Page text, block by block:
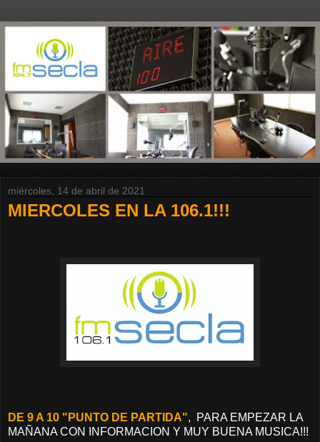
miércoles, 14 de abril de 2021
MIERCOLES EN LA 106.1!!!
DE 9 A 10 "PUNTO DE PARTIDA", PARA EMPEZAR LA
MAÑANA CON INFORMACION Y MUY BUENA MUSICA!!!